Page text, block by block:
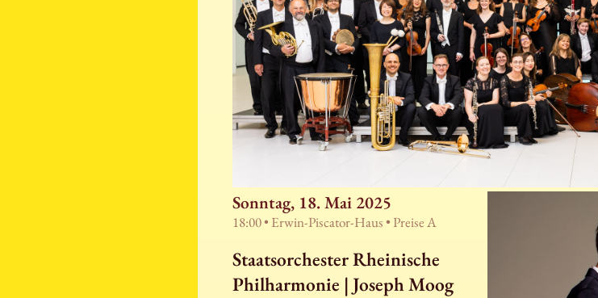
Sonntag, 18. Mai 2025
18:00 • Erwin-Piscator-Haus •Preise A
Staatsorchester Rheinische
Philharmonie | Joseph Moog